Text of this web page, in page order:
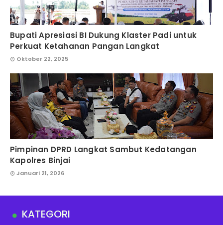
Bupati Apresiasi BI Dukung Klaster Padi untuk
Perkuat Ketahanan Pangan Langkat
Oktober 22, 2025
Pimpinan DPRD Langkat Sambut Kedatangan
Kapolres Binjai
Januari 21, 2026
KATEGORI